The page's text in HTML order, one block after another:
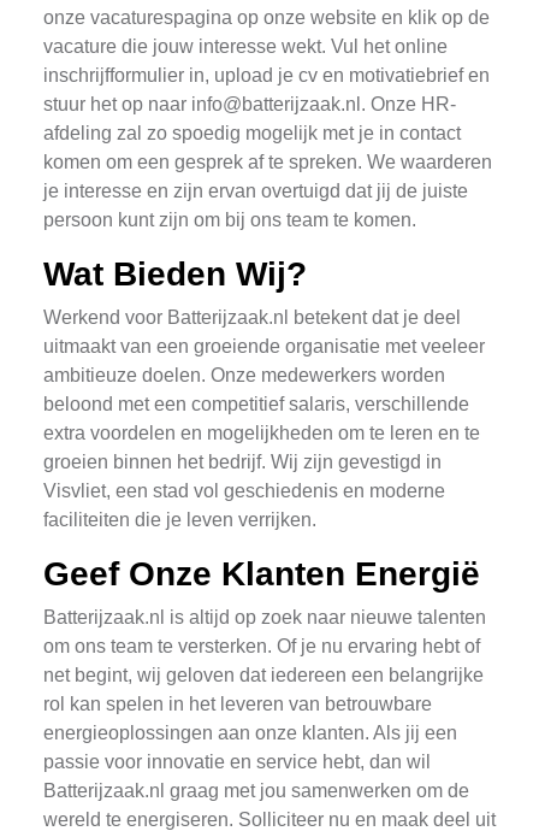
onze vacaturespagina op onze website en klik op de
vacature die jouw interesse wekt. Vul het online
inschrijfformulier in, upload je cv en motivatiebrief en
stuur het op naar info@batterijzaak.nl . Onze HR-
afdeling zal zo spoedig mogelijk met je in contact
komen om een gesprek af te spreken. We waarderen
je interesse en zijn ervan overtuigd dat jij de juiste
persoon kunt zijn om bij ons team te komen.
Wat Bieden Wij?
Werkend voor Batterijzaak.nl betekent dat je deel
uitmaakt van een groeiende organisatie met veeleer
ambitieuze doelen. Onze medewerkers worden
beloond met een competitief salaris, verschillende
extra voordelen en mogelijkheden om te leren en te
groeien binnen het bedrijf. Wij zijn gevestigd in
Visvliet, een stad vol geschiedenis en moderne
faciliteiten die je leven verrijken.
Geef Onze Klanten Energië
Batterijzaak.nl is altijd op zoek naar nieuwe talenten
om ons team te versterken. Of je nu ervaring hebt of
net begint, wij geloven dat iedereen een belangrijke
rol kan spelen in het leveren van betrouwbare
energieoplossingen aan onze klanten. Als jij een
passie voor innovatie en service hebt, dan wil
Batterijzaak.nl graag met jou samenwerken om de
wereld te energiseren. Solliciteer nu en maak deel uit